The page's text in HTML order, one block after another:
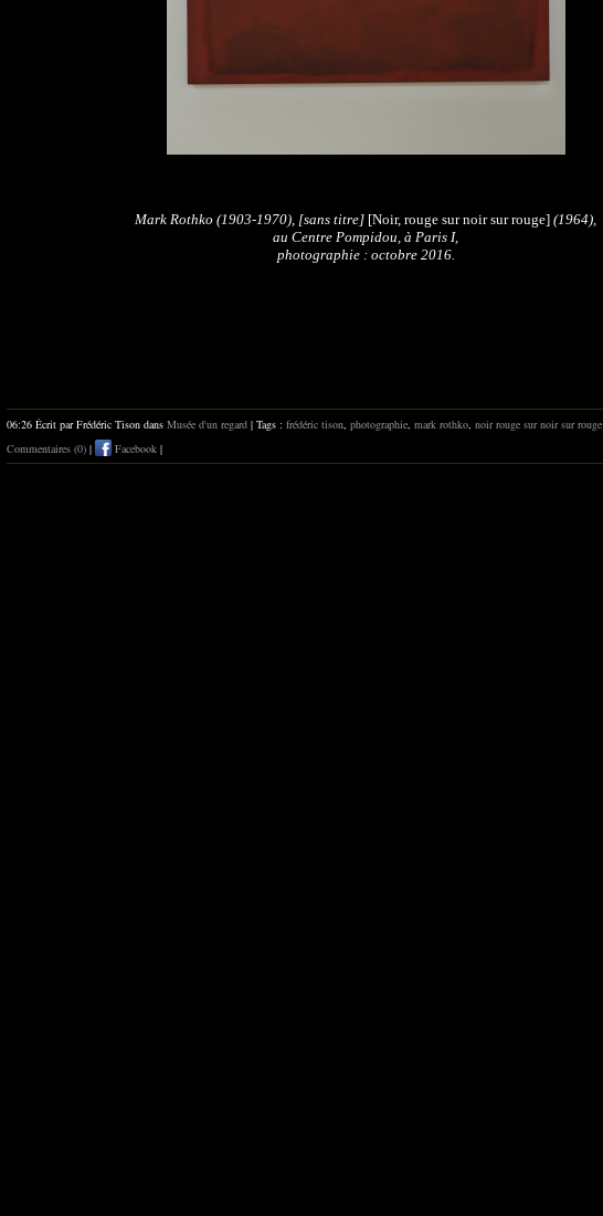
Mark Rothko (1903-1970), [sans titre] [Noir, rouge sur noir sur rouge] (1964),
au Centre Pompidou, à Paris I,
photographie : octobre 2016.
06:26 Écrit par Frédéric Tison dans Musée d'un regard | Tags : frédéric tison photographie mark rothko noir rouge sur noir sur rouge
Commentaires (0) | Facebook |